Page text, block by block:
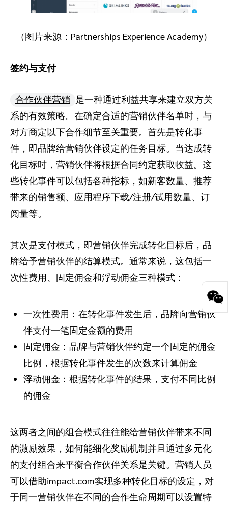
（图片来源：Partnerships Experience Academy）
签约与支付
合作伙伴营销 是一种通过利益共享来建立双方关
系的有效策略。在确定合适的营销伙伴名单时，与
对方商定以下合作细节至关重要。首先是转化事
件，即品牌给营销伙伴设定的任务目标。当达成转
化目标时，营销伙伴将根据合同约定获取收益。这
些转化事件可以包括各种指标，如新客数量、推荐
带来的销售额、应用程序下载/注册/试用数量、订
阅量等。
其次是支付模式，即营销伙伴完成转化目标后，品
牌给予营销伙伴的结算模式。通常来说，这包括一
次性费用、固定佣金和浮动佣金三种模式：
一次性费用：在转化事件发生后，品牌向营销伙
伴支付一笔固定金额的费用
固定佣金：品牌与营销伙伴约定一个固定的佣金
比例，根据转化事件发生的次数来计算佣金
浮动佣金：根据转化事件的结果，支付不同比例
的佣金
这两者之间的组合模式往往能给营销伙伴带来不同
的激励效果，如何能细化奖励机制并且通过多元化
的支付组合来平衡合作伙伴关系是关键。营销人员
可以借助impact.com实现多种转化目标的设定，对
于同一营销伙伴在不同的合作生命周期可以设置特